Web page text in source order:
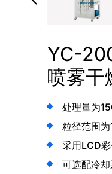
YC-
喷雾干
处理量为
粒径范围为
采用LCD彩
可选配冷却